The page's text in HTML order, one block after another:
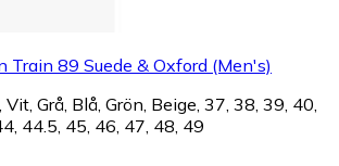
Train 89 Suede & Oxford (Men's)
Grå, Blå, Grön, Beige, 37, 38, 39, 40,
44.5, 45, 46, 47, 48, 49